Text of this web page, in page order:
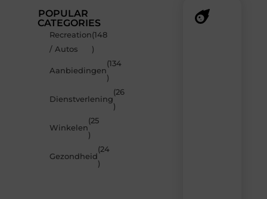
POPULAR
CATEGORIES
Recreation
/ Autos
(148
)
Aanbiedingen
(134
)
Dienstverlening
(26
)
Winkelen
(25
)
Gezondheid
(24
)